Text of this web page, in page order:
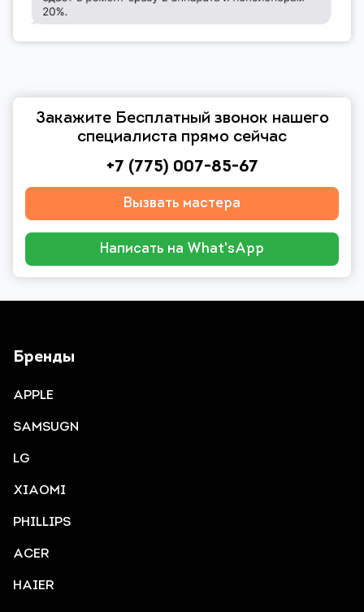
Закажите Бесплатный звонок нашего
специалиста прямо сейчас
+7 (775) 007-85-67
Вызвать мастера
Написать на What'sApp
Бренды
APPLE
SAMSUGN
LG
XIAOMI
PHILLIPS
ACER
HAIER